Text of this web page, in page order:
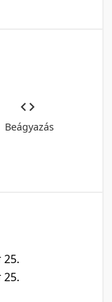
Beágyazás
25.
25.